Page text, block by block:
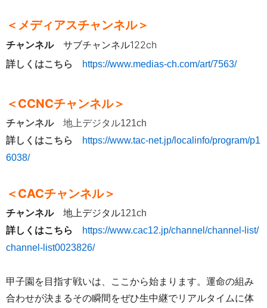
＜メディアスチャンネル＞
チャンネル サブチャンネル122ch
詳しくはこちら https://www.medias-ch.com/art/7563/
＜CCNCチャンネル＞
チャンネル 地上デジタル121ch
詳しくはこちら
https://www.tac-net.jp/localinfo/program/p1
6038/
＜CACチャンネル＞
チャンネル 地上デジタル121ch
詳しくはこちら
https://www.cac12.jp/channel/channel-list/
channel-list0023826/
甲子園を目指す戦いは、ここから始まります。運命の組み
合わせが決まるその瞬間をぜひ生中継でリアルタイムに体